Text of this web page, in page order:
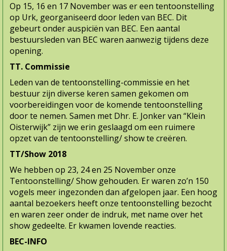
Op 15, 16 en 17 November was er een tentoonstelling
op Urk, georganiseerd door leden van BEC. Dit
gebeurt onder auspiciën van BEC. Een aantal
bestuursleden van BEC waren aanwezig tijdens deze
opening.
TT. Commissie
Leden van de tentoonstelling-commissie en het
bestuur zijn diverse keren samen gekomen om
voorbereidingen voor de komende tentoonstelling
door te nemen. Samen met Dhr. E. Jonker van “Klein
Oisterwijk” zijn we erin geslaagd om een ruimere
opzet van de tentoonstelling/ show te creëren.
TT/Show 2018
We hebben op 23, 24 en 25 November onze
Tentoonstelling/ Show gehouden. Er waren zo’n 150
vogels meer ingezonden dan afgelopen jaar. Een hoog
aantal bezoekers heeft onze tentoonstelling bezocht
en waren zeer onder de indruk, met name over het
show gedeelte. Er kwamen lovende reacties.
BEC-INFO